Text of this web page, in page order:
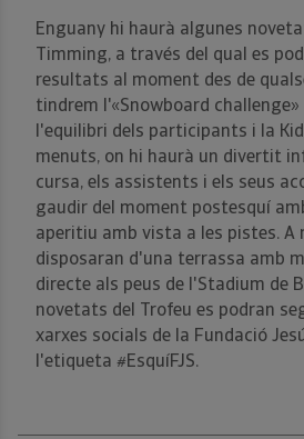
Enguany hi haurà algunes
Timming, a través del qual es
resultats al moment des de
tindrem l'«Snowboard
l'equilibri dels participants i la
menuts, on hi haurà un divertit
cursa, els assistents i els seus
gaudir del moment postesquí
aperitiu amb vista a les pistes. A
disposaran d'una terrassa amb
directe als peus de l'Stadium de
novetats del Trofeu es podran
xarxes socials de la Fundació
l'etiqueta #EsquíFJS.